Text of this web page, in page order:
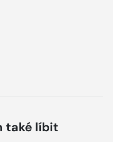
také líbit